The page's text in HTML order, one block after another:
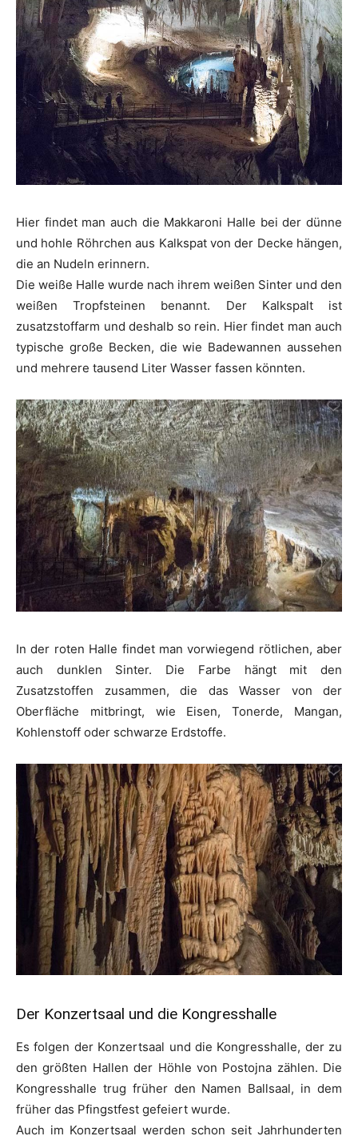
Hier findet man auch die Makkaroni Halle bei der dünne
und hohle Röhrchen aus Kalkspat von der Decke hängen,
die an Nudeln erinnern.
Die weiße Halle wurde nach ihrem weißen Sinter und den
weißen Tropfsteinen benannt. Der Kalkspalt ist
zusatzstoffarm und deshalb so rein. Hier findet man auch
typische große Becken, die wie Badewannen aussehen
und mehrere tausend Liter Wasser fassen könnten.
In der roten Halle findet man vorwiegend rötlichen, aber
auch dunklen Sinter. Die Farbe hängt mit den
Zusatzstoffen zusammen, die das Wasser von der
Oberfläche mitbringt, wie Eisen, Tonerde, Mangan,
Kohlenstoff oder schwarze Erdstoffe.
Der Konzertsaal und die Kongresshalle
Es folgen der Konzertsaal und die Kongresshalle, der zu
den größten Hallen der Höhle von Postojna zählen. Die
Kongresshalle trug früher den Namen Ballsaal, in dem
früher das Pfingstfest gefeiert wurde.
Auch im Konzertsaal werden schon seit Jahrhunderten